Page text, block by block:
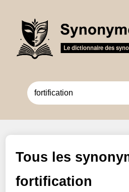
Tous les
fortification